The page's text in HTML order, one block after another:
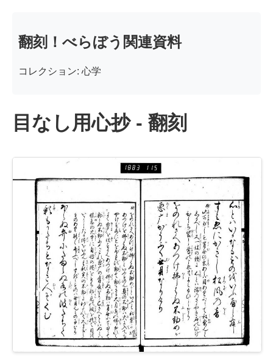
翻刻！べらぼう関連資料
コレクション: 心学
目なし用心抄 - 翻刻